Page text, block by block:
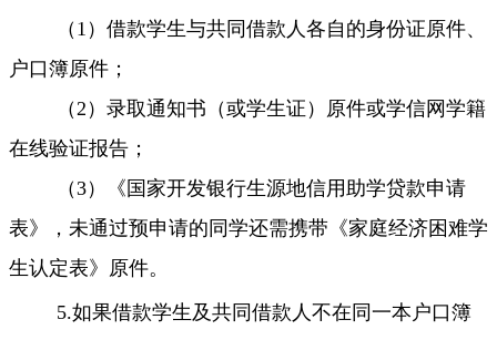
（ 1 ） 借款学生与共同借款人各自的身份证原件、
户口簿原件；
（2 ） 录取通知书（或学生证）原件或学信网学籍
在线验证报告；
（3）
《国家开发银行生源地信用助学贷款申请
表》，未通过预申请的同学还需携带《家庭经济困难学
生认定表》原件。
5.如果借款学生及共同借款人不在同一本户口簿